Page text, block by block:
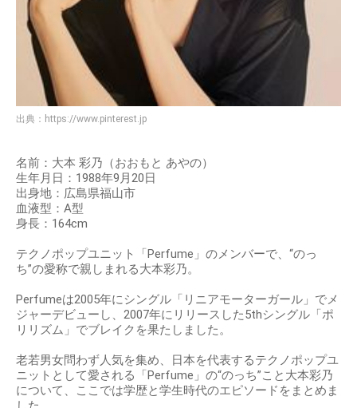
出典： https://www.pinterest.jp
名前：大本 彩乃（おおもと あやの）
生年月日：1988年9月20日
出身地：広島県福山市
血液型：A型
身長：164cm
テクノポップユニット「Perfume」のメンバーで、“のっ
ち”の愛称で親しまれる大本彩乃。
Perfumeは2005年にシングル「リニアモーターガール」でメ
ジャーデビューし、2007年にリリースした5thシングル「ポ
リリズム」でブレイクを果たしました。
老若男女問わず人気を集め、日本を代表するテクノポップユ
ニットとして愛される「Perfume」の“のっち”こと大本彩乃
について、ここでは学歴と学生時代のエピソードをまとめま